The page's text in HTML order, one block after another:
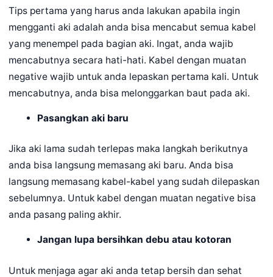
Tips pertama yang harus anda lakukan apabila ingin
mengganti aki adalah anda bisa mencabut semua kabel
yang menempel pada bagian aki. Ingat, anda wajib
mencabutnya secara hati-hati. Kabel dengan muatan
negative wajib untuk anda lepaskan pertama kali. Untuk
mencabutnya, anda bisa melonggarkan baut pada aki.
Pasangkan aki baru
Jika aki lama sudah terlepas maka langkah berikutnya
anda bisa langsung memasang aki baru. Anda bisa
langsung memasang kabel-kabel yang sudah dilepaskan
sebelumnya. Untuk kabel dengan muatan negative bisa
anda pasang paling akhir.
Jangan lupa bersihkan debu atau kotoran
Untuk menjaga agar aki anda tetap bersih dan sehat